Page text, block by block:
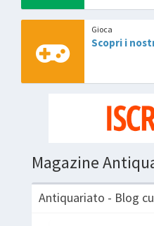
Gioca
Scopri i
Magazine
Antiquariato - Blog